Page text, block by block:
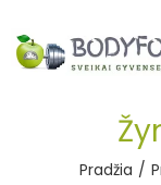
Pradžia /